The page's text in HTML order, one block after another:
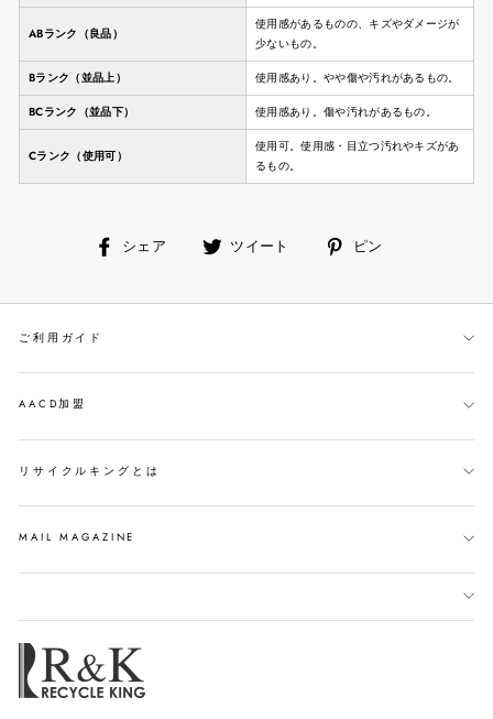
ABランク（良品）
使用感があるものの、キズやダメージが
少ないもの。
Bランク（並品上） 使用感あり。やや傷や汚れがあるもの。
BCランク（並品下） 使用感あり。傷や汚れがあるもの。
Cランク（使用可）
使用可。使用感・目立つ汚れやキズがあ
るもの。
シェア
facebookツイート ピン
ご利用ガイド
AACD加盟
リサイクルキングとは
MAIL MAGAZINE